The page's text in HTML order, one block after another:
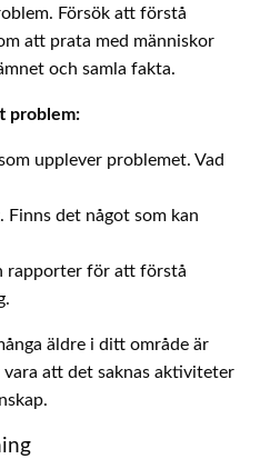
Försök att förstå
att prata med människor
och samla fakta.
problem:
upplever problemet. Vad
Finns det något som kan
rapporter för att förstå
äldre i ditt område är
att det saknas aktiviteter